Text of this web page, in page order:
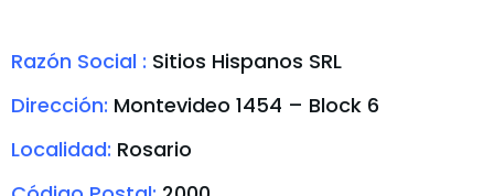
Razón Social : Sitios Hispanos SRL
Dirección: Montevideo 1454 – Block 6
Localidad: Rosario